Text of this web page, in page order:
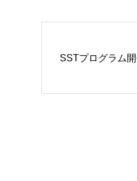
SSTプログラム